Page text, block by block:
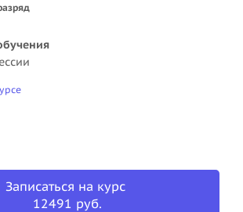
Записаться на курс
12491 руб.